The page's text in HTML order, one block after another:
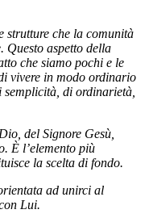
strutture che la comunità
Questo aspetto della
che siamo pochi e le
vivere in modo ordinario
di ordinarietà,
del Signore Gesù,
È l’elemento più
la scelta di fondo.
ad unirci al
Lui.